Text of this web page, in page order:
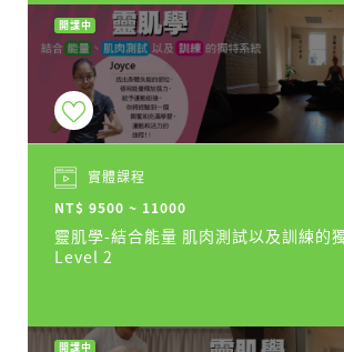
開課中
實體課程
NT$ 9500 ~ 11000
靈肌學-結合能量 肌肉測試以及訓練的
Level 2
開課中